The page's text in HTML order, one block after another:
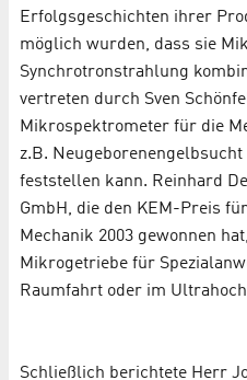
Erfolgsgeschichten ihrer
möglich wurden, dass sie
Synchrotronstrahlung
vertreten durch Sven
Mikrospektrometer für die
z.B.
feststellen kann. Reinhard
GmbH, die den KEM-Preis
Mechanik 2003 gewonnen
Mikrogetriebe für
Raumfahrt oder im
Schließlich berichtete Herr